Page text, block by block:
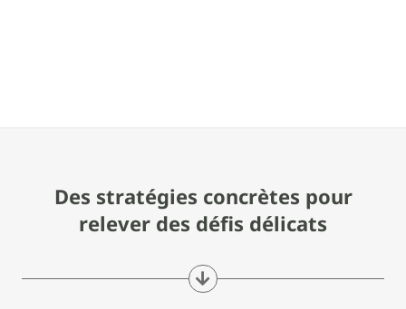
Des stratégies concrètes pour
relever des défis délicats